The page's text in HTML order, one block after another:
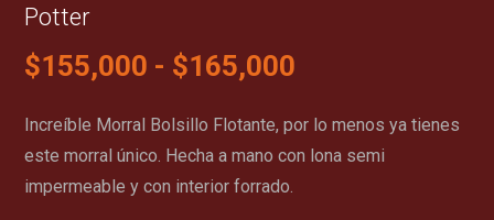
Potter
$155,000 - $165,000
Increíble Morral Bolsillo Flotante, por lo menos ya tienes
este morral único. Hecha a mano con lona semi
impermeable y con interior forrado.